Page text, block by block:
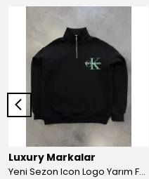
Luxury Markalar
Yeni Sezon Icon Logo Yarım Fermuarlı Sweatshirt